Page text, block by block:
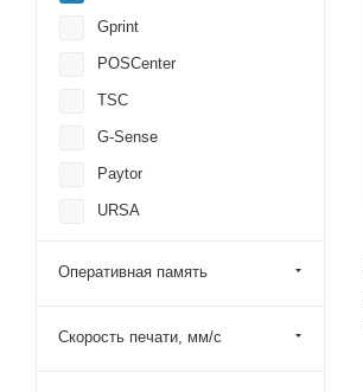
Gprint
POSCenter
TSC
G-Sense
Paytor
URSA
Оперативная память
Скорость печати, мм/с